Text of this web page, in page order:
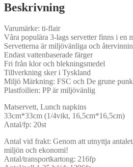
Beskrivning
Varumärke: ti-flair
Våra populära 3-lags servetter finns i en
Servetterna är miljövänliga och
Endast vattenbaserade färger
Fri från klor och blekningsmedel
Tillverkning sker i Tyskland
Miljö Märkning: FSC och De grune
Plastfoilien: PP är miljövänlig
Matservett, Lunch napkins
33cm*33cm (1/4vikt, 16,5cm*16,5cm)
Antal/fp: 20st
Antal vid frakt: Genom att utnyttja
miljön och ekonomi!
Antal/transportkartong: 216fp